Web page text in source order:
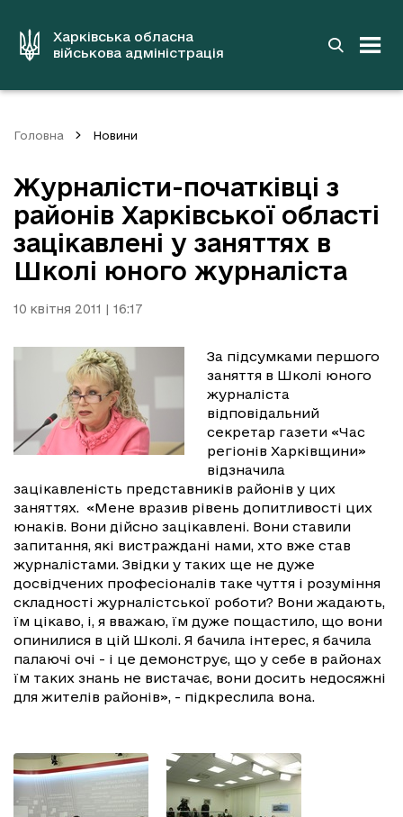
вмістуХарківська обласна
військова адміністрація
Головна Новини
Журналісти-початківці з
районів Харківської області
зацікавлені у заняттях в
Школі юного журналіста
10 квітня 2011 | 16:17
За підсумками першого
заняття в Школі юного
журналіста
відповідальний
секретар газети «Час
регіонів Харківщини»
відзначила
зацікавленість представників районів у цих
заняттях. «Мене вразив рівень допитливості цих
юнаків. Вони дійсно зацікавлені. Вони ставили
запитання, які вистраждані нами, хто вже став
журналістами. Звідки у таких ще не дуже
досвідчених професіоналів таке чуття і розуміння
складності журналістської роботи? Вони жадають,
їм цікаво, і, я вважаю, їм дуже пощастило, що вони
опинилися в цій Школі. Я бачила інтерес, я бачила
палаючі очі - і це демонструє, що у себе в районах
їм таких знань не вистачає, вони досить недосяжні
для жителів районів», - підкреслила вона.